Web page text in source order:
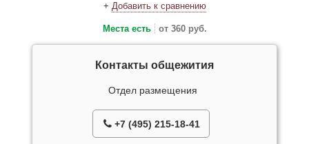
+ Добавить к сравнению
Места есть от 360 руб.
Контакты общежития
Отдел размещения
+7 (495) 215-18-41